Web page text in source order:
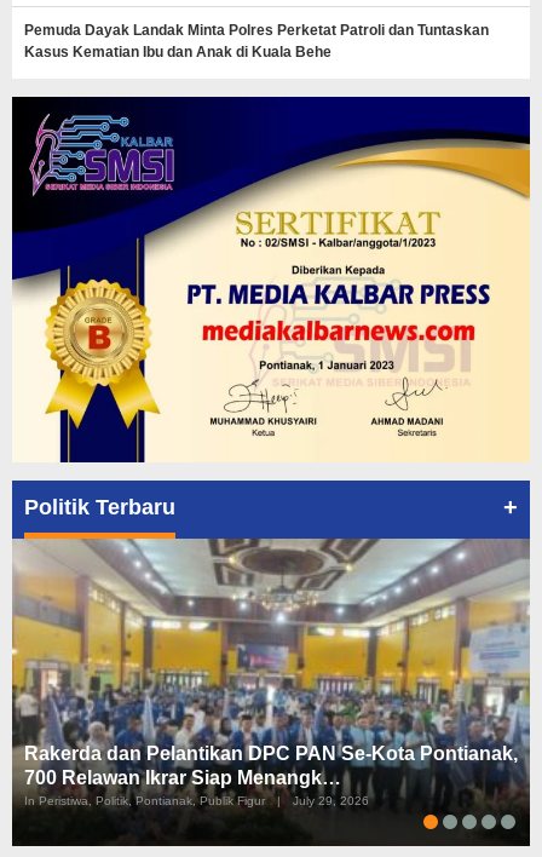
Pemuda Dayak Landak Minta Polres Perketat Patroli dan Tuntaskan
Kasus Kematian Ibu dan Anak di Kuala Behe
Politik Terbaru +
Rakerda dan Pelantikan DPC PAN Se-Kota Pontianak,
700 Relawan Ikrar Siap Menangk…
In Peristiwa, Politik, Pontianak, Publik Figur July 29, 2026